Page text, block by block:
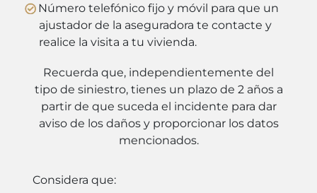
Número telefónico fijo y móvil para que un
ajustador de la aseguradora te contacte y
realice la visita a tu vivienda.
Recuerda que, independientemente del
tipo de siniestro, tienes un plazo de 2 años a
partir de que suceda el incidente para dar
aviso de los daños y proporcionar los datos
mencionados.
Considera que: